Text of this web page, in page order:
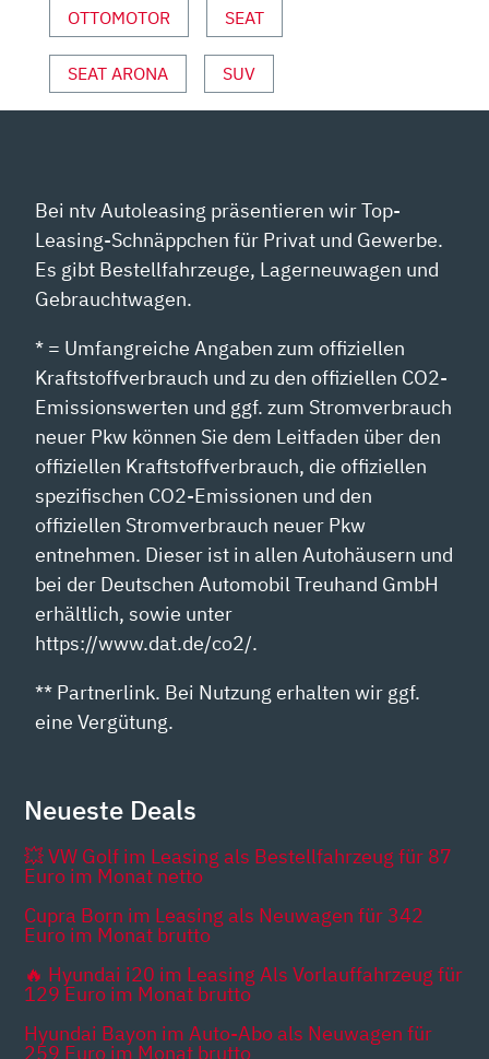
VON
YOUTUBE
ANZEIGEN
OTTOMOTOR SEAT
SEAT ARONA SUV
Bei ntv Autoleasing präsentieren wir Top-
Leasing-Schnäppchen für Privat und Gewerbe.
Es gibt Bestellfahrzeuge, Lagerneuwagen und
Gebrauchtwagen.
* = Umfangreiche Angaben zum offiziellen
Kraftstoffverbrauch und zu den offiziellen CO2-
Emissionswerten und ggf. zum Stromverbrauch
neuer Pkw können Sie dem Leitfaden über den
offiziellen Kraftstoffverbrauch, die offiziellen
spezifischen CO2-Emissionen und den
offiziellen Stromverbrauch neuer Pkw
entnehmen. Dieser ist in allen Autohäusern und
bei der Deutschen Automobil Treuhand GmbH
erhältlich, sowie unter
https://www.dat.de/co2/.
** Partnerlink. Bei Nutzung erhalten wir ggf.
eine Vergütung.
Neueste Deals
💥 VW Golf im Leasing als Bestellfahrzeug für 87
Euro im Monat netto
Cupra Born im Leasing als Neuwagen für 342
Euro im Monat brutto
🔥 Hyundai i20 im Leasing Als Vorlauffahrzeug für
129 Euro im Monat brutto
Hyundai Bayon im Auto-Abo als Neuwagen für
259 Euro im Monat brutto